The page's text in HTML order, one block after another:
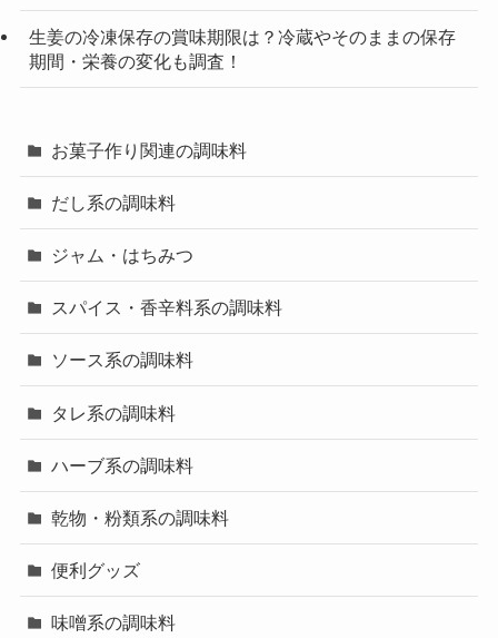
生姜の冷凍保存の賞味期限は？冷蔵やそのままの保存
期間・栄養の変化も調査！
お菓子作り関連の調味料
だし系の調味料
ジャム・はちみつ
スパイス・香辛料系の調味料
ソース系の調味料
タレ系の調味料
ハーブ系の調味料
乾物・粉類系の調味料
便利グッズ
味噌系の調味料